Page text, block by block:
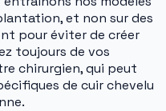
et non sur des
pour éviter de créer
toujours de vos
chirurgien, qui peut
de cuir chevelu